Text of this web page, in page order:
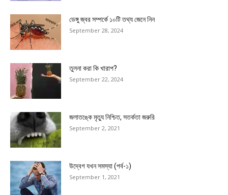
ডেঙ্গু জ্বর সম্পর্কে ১০টি তথ্য জেনে নিন
September 28, 2024
তুলনা করা কি খারাপ?
September 22, 2024
জলাতঙ্কে মৃত্যু নিশ্চিত, সতর্কতা জরুরি
September 2, 2021
উদ্বেগ যখন সমস্যা (পর্ব-১)
September 1, 2021